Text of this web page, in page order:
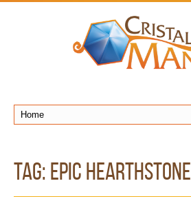
TAG: epic hearthstone